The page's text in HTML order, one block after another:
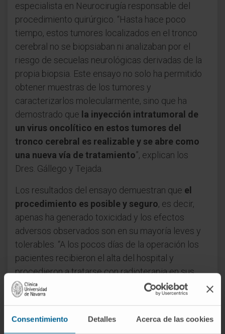
Consentimiento Detalles Acerca de las cookies
especialista en Neurocirugía responsable del
procedimiento quirúrgico. “Hasta hace poco
tiempo, estos tumores localizados en el tronco
cerebral no se biopsiaban ni analizaban por el
riesgo de secuelas neurológicas derivadas de la
propia biopsia. Este ensayo no solo ha permitido
obtener muestras de los tumores y
caracterizarlos molecularmente, sino que ha
demostrado que la inyección intratumoral de
un virus oncolítico en estos tumores del
tronco cerebral es realizable y se abre como
una nueva vía de tratamiento”, explican los
Dres. Gállego y Tejada.
Los resultados del ensayo demuestran que el
procedimiento es posible y seguro, es decir,
apenas ha generado toxicidad y los efectos
adversos observados son en su mayoría leves y
tolerables. “A los pocos días de la operación los
pacientes recibieron el alta del hospital y
procedieron a tratarse con radioterapia en sus
respectivos centros. Al tratarse de un ensayo fase
I realizado en un número muy reducido de
sólidas sobre la eficacia del tratamiento, aunque